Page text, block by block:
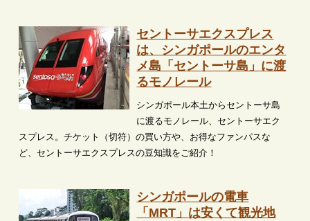
セントーサエクスプレス
は、シンガポールのエンタ
メ島「セントーサ島」に渡
るモノレール
シンガポール本土からセントーサ島
に渡るモノレール、セントーサエク
スプレス。チケット（切符）の買い方や、お得なファンパスな
ど、セントーサエクスプレスの豆知識をご紹介！
シンガポールの電車
「MRT」は安くて観光地